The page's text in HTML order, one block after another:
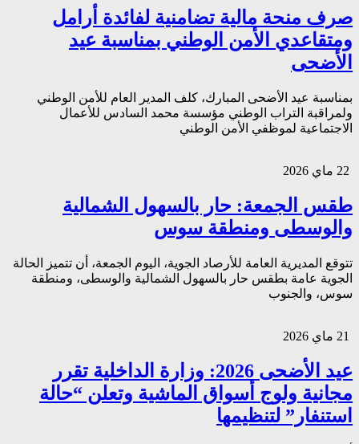
صرف منحة مالية تضامنية لفائدة أرامل
ومتقاعدي الأمن الوطني بمناسبة عيد
الأضحى
بمناسبة عيد الأضحى المبارك، كلف المدير العام للأمن الوطني
ولمراقبة التراب الوطني مؤسسة محمد السادس للأعمال
الاجتماعية لموظفي الأمن الوطني
طقس الجمعة: حار بالسهول الشمالية
والوسطى ومنطقة سوس
تتوقع المديرية العامة للأرصاد الجوية، اليوم الجمعة، أن تتميز الحالة
الجوية عامة بطقس حار بالسهول الشمالية والوسطى، ومنطقة
سوس، والجنوب
عيد الأضحى 2026: وزارة الداخلية تقرر
مجانية ولوج أسواق الماشية وتعلن “حالة
استنفار” لتنظيمها